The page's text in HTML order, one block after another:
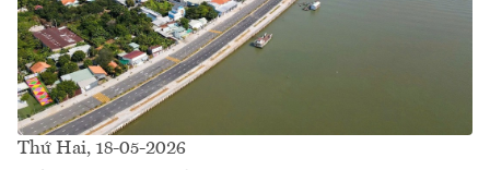
Thứ Hai, 18-05-2026